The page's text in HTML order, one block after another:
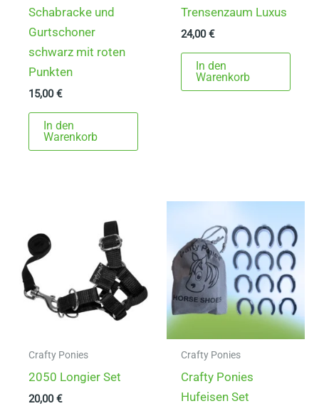
Schabracke und
Gurtschoner
schwarz mit roten
Punkten
15,00€
In den
Warenkorb
Trensenzaum Luxus
24,00€
In den
Warenkorb
Crafty Ponies
2050 Longier Set
20,00€
Crafty Ponies
Crafty Ponies
Hufeisen Set